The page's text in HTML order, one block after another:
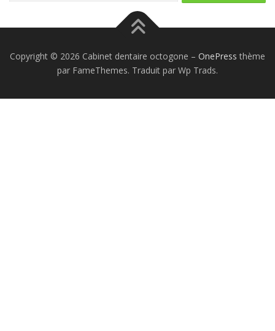
Copyright © 2026 Cabinet dentaire octogone – OnePress thème
par FameThemes. Traduit par Wp Trads.